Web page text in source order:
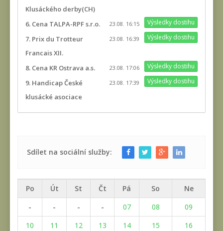
Klusáckého derby(CH)
Výsledky dostihu
23.08. 16:15
6. Cena TALPA-RPF s.r.o.
Výsledky dostihu
23.08. 16:39
7. Prix du Trotteur
Francais XII.
Výsledky dostihu
23.08. 17:06
8. Cena KR Ostrava a.s.
Výsledky dostihu
23.08. 17:39
9. Handicap České
klusácké asociace
Sdílet na sociální služby:
Po Út St Čt Pá So
Ne
-
- - - 07 08
09
10
11 12 13 14 15 16